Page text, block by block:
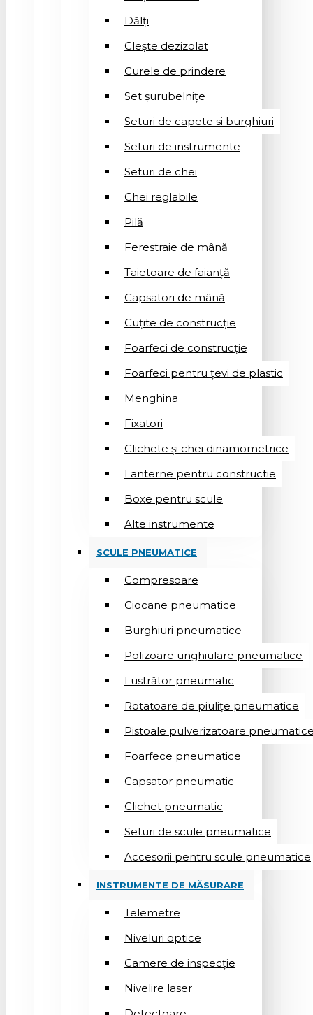
Dălți
Clește dezizolat
Curele de prindere
Set șurubelnițe
Seturi de capete si burghiuri
Seturi de instrumente
Seturi de chei
Chei reglabile
Pilă
Ferestraie de mână
Taietoare de faianță
Capsatori de mână
Cuțite de construcție
Foarfeci de construcție
Foarfeci pentru țevi de plastic
Menghina
Fixatori
Clichete și chei dinamometrice
Lanterne pentru constructie
Boxe pentru scule
Alte instrumente
SCULE PNEUMATICE
Compresoare
Ciocane pneumatice
Burghiuri pneumatice
Polizoare unghiulare pneumatice
Lustrător pneumatic
Rotatoare de piulițe pneumatice
Pistoale pulverizatoare
Foarfece pneumatice
Capsator pneumatic
Clichet pneumatic
Seturi de scule pneumatice
Accesorii pentru scule pneumatice
INSTRUMENTE DE MĂSURARE
Telemetre
Niveluri optice
Camere de inspecție
Nivelire laser